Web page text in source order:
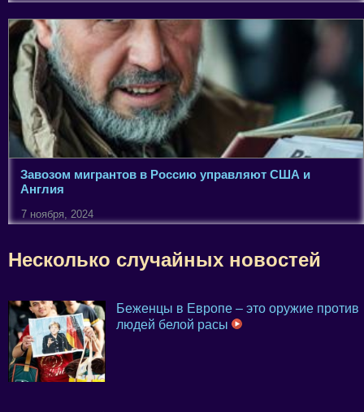
Завозом мигрантов в Россию управляют США и
Англия
7 ноября, 2024
Несколько случайных новостей
Беженцы в Европе – это оружие против
людей белой расы